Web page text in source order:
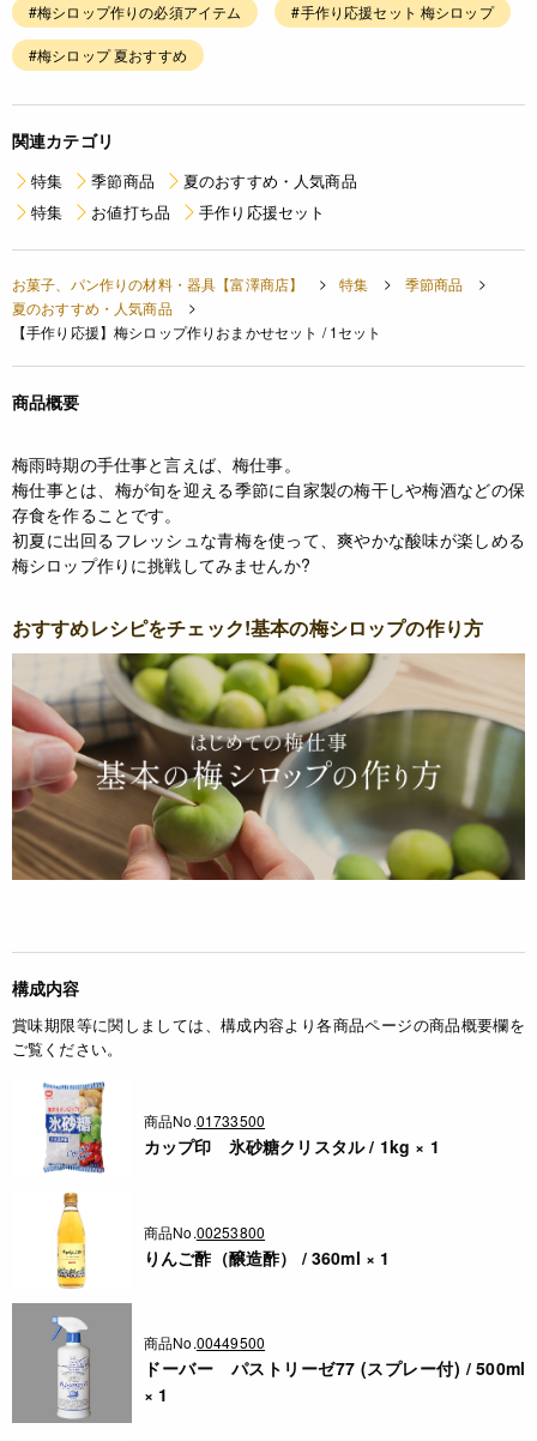
#梅シロップ作りの必須アイテム #手作り応援セット 梅シロップ
#梅シロップ 夏おすすめ
関連カテゴリ
特集 季節商品
夏のおすすめ・人気商品
特集
お値打ち品 手作り応援セット
お菓子、パン作りの材料・器具【富澤商店】 特集
季節商品
夏のおすすめ・人気商品
【手作り応援】梅シロップ作りおまかせセット / 1セット
商品概要
梅雨時期の手仕事と言えば、梅仕事。
梅仕事とは、梅が旬を迎える季節に自家製の梅干しや梅酒などの保
存食を作ることです。
初夏に出回るフレッシュな青梅を使って、爽やかな酸味が楽しめる
梅シロップ作りに挑戦してみませんか?
おすすめレシピをチェック!基本の梅シロップの作り方
構成内容
賞味期限等に関しましては、構成内容より各商品ページの商品概要欄を
ご覧ください。
商品No.01733500
カップ印 氷砂糖クリスタル / 1kg × 1
商品No.00253800
りんご酢（醸造酢） / 360ml × 1
商品No.00449500
ドーバー パストリーゼ77 (スプレー付) / 500ml
× 1